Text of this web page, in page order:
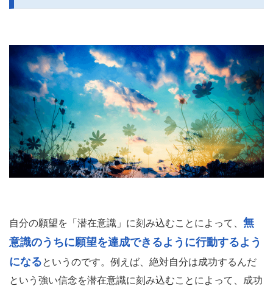
自分の願望を「潜在意識」に刻み込むことによって、 無
意識のうちに願望を達成できるように行動するよう
になるというのです。例えば、絶対自分は成功するんだ
という強い信念を潜在意識に刻み込むことによって、成功